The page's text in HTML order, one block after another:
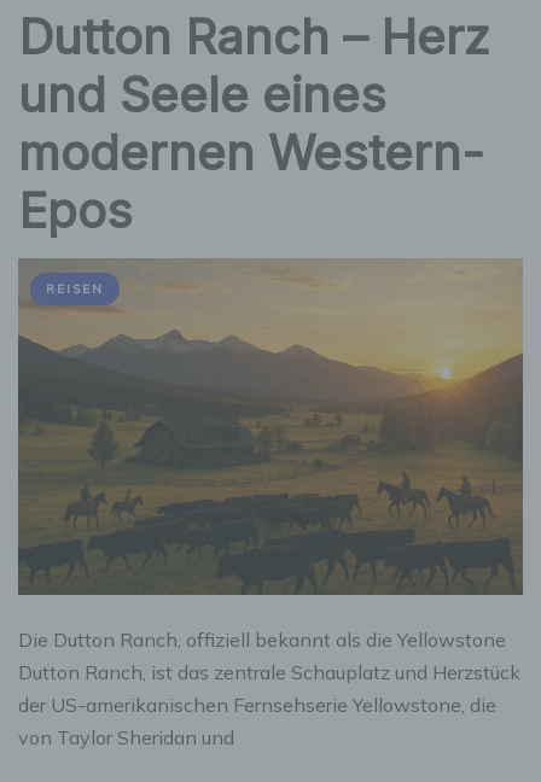
Dutton Ranch – Herz
und Seele eines
modernen Western-
Epos
REISEN
Die Dutton Ranch, offiziell bekannt als die Yellowstone
Dutton Ranch, ist das zentrale Schauplatz und Herzstück
der US-amerikanischen Fernsehserie Yellowstone, die
von Taylor Sheridan und